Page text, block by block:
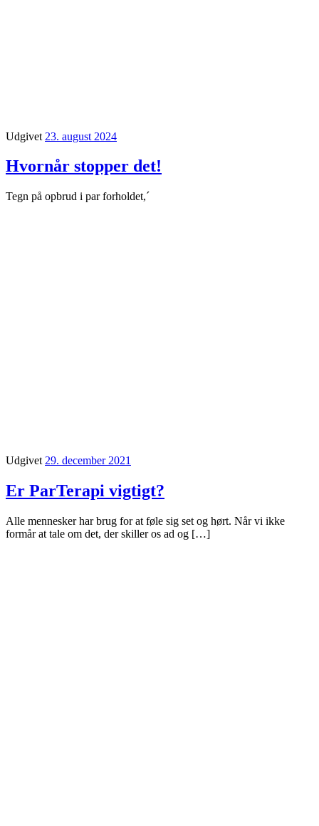
Udgivet 23. august 2024
Hvornår stopper det!
Tegn på opbrud i par forholdet,´
Udgivet 29. december 2021
Er ParTerapi vigtigt?
Alle mennesker har brug for at føle sig set og hørt. Når vi ikke
formår at tale om det, der skiller os ad og […]